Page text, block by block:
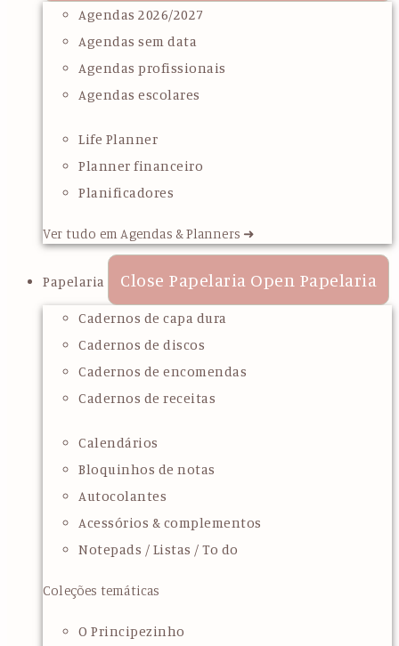
Agendas 2026/2027
Agendas sem data
Agendas profissionais
Agendas escolares
Life Planner
Planner financeiro
Planificadores
Ver tudo em Agendas & Planners ➜
Papelaria Close Papelaria Open Papelaria
Cadernos de capa dura
Cadernos de discos
Cadernos de encomendas
Cadernos de receitas
Calendários
Bloquinhos de notas
Autocolantes
Acessórios & complementos
Notepads / Listas / To do
Coleções temáticas
O Principezinho